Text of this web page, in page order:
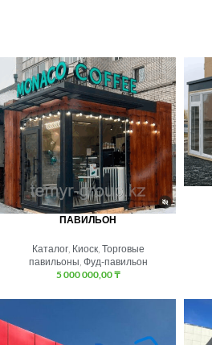
ПАВИЛЬОН
Каталог, Киоск, Торговые
павильоны Фуд-павильон
5 000 000,00₸